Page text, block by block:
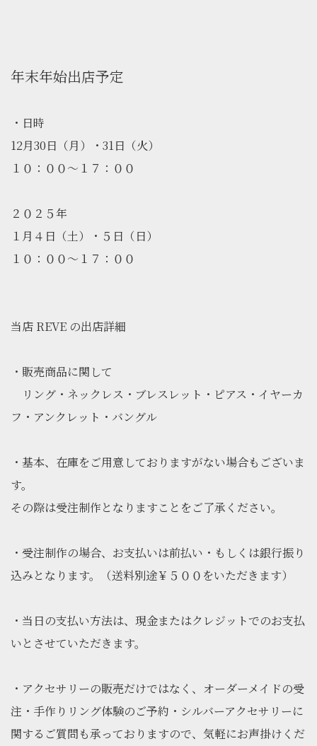
年末年始出店予定
・日時
12月30日（月）・31日（火）
１０：００～１７：００
２０２５年
１月４日（土）・５日（日）
１０：００～１７：００
当店 REVE の出店詳細
・販売商品に関して
リング・ネックレス・ブレスレット・ピアス・イヤーカ
フ・アンクレット・バングル
・基本、在庫をご用意しておりますがない場合もございま
す。
その際は受注制作となりますことをご了承ください。
・受注制作の場合、お支払いは前払い・もしくは銀行振り
込みとなります。（送料別途￥５００をいただきます）
・当日の支払い方法は、現金またはクレジットでのお支払
いとさせていただきます。
・アクセサリーの販売だけではなく、オーダーメイドの受
注・手作りリング体験のご予約・シルバーアクセサリーに
関するご質問も承っておりますので、気軽にお声掛けくだ